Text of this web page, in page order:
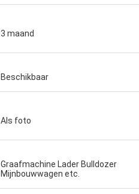
3 maand
Beschikbaar
Als foto
Graafmachine Lader Bulldozer
Mijnbouwwagen etc.